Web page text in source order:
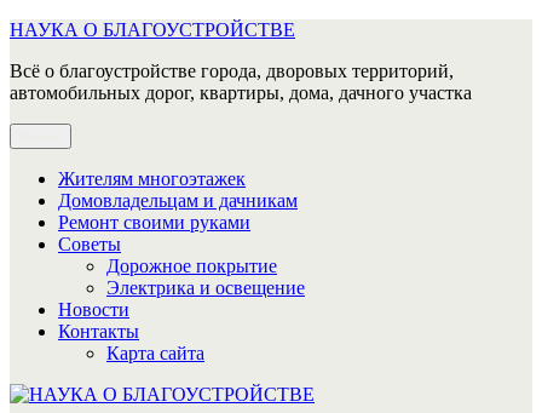
Перейти
содержимому
НАУКА О БЛАГОУСТРОЙСТВЕ
Всё о благоустройстве города, дворовых территорий,
автомобильных дорог, квартиры, дома, дачного участка
Жителям многоэтажек
Домовладельцам и дачникам
Ремонт своими руками
Советы
Дорожное покрытие
Электрика и освещение
Новости
Контакты
Карта сайта